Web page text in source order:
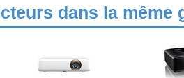
dans la même